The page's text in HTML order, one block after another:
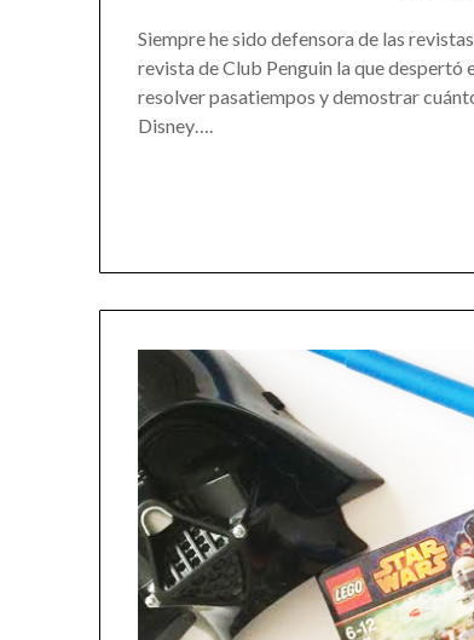
Siempre he sido defensora de las
revista de Club Penguin la que
resolver pasatiempos y demostrar
Disney….